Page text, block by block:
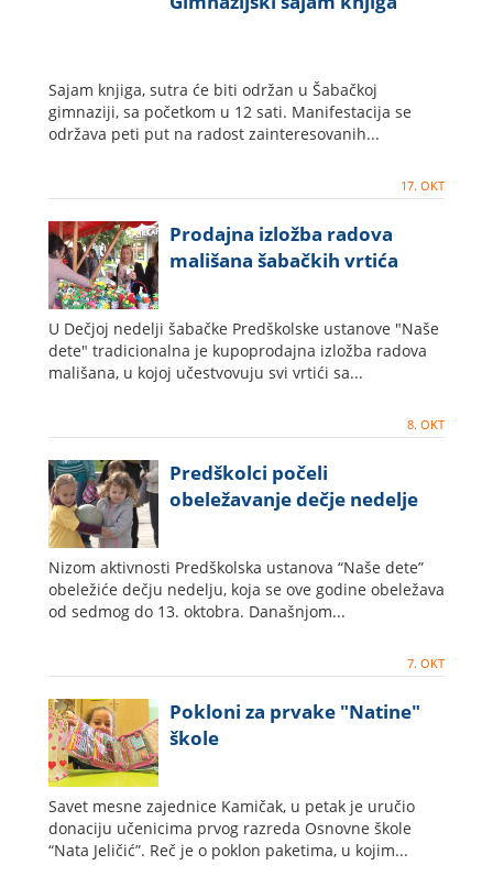
Sajam knjiga, sutra će biti održan u Šabačkoj
gimnaziji, sa početkom u 12 sati. Manifestacija se
održava peti put na radost zainteresovanih...
17. OKT
Prodajna izložba radova
mališana šabačkih vrtića
U Dečjoj nedelji šabačke Predškolske ustanove "Naše
dete" tradicionalna je kupoprodajna izložba radova
mališana, u kojoj učestvovuju svi vrtići sa...
8. OKT
Predškolci počeli
obeležavanje dečje nedelje
Nizom aktivnosti Predškolska ustanova “Naše dete”
obeležiće dečju nedelju, koja se ove godine obeležava
od sedmog do 13. oktobra. Današnjom...
7. OKT
Pokloni za prvake "Natine"
škole
Savet mesne zajednice Kamičak, u petak je uručio
donaciju učenicima prvog razreda Osnovne škole
“Nata Jeličić”. Reč je o poklon paketima, u kojim...